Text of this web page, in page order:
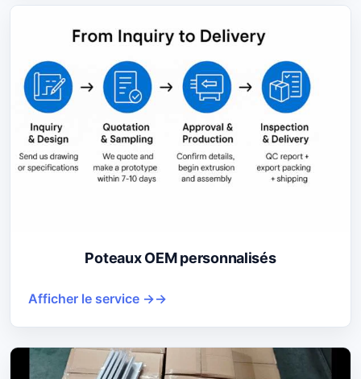
Poteaux OEM personnalisés
Afficher le service →